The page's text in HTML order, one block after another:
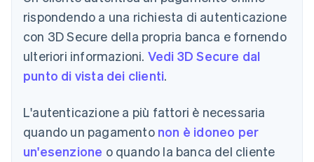
rispondendo a una richiesta di autenticazione
con 3D Secure della propria banca e fornendo
ulteriori informazioni. Vedi 3D Secure dal
punto di vista dei clienti.
L'autenticazione a più fattori è necessaria
quando un pagamento non è idoneo per
un'esenzione o quando la banca del cliente